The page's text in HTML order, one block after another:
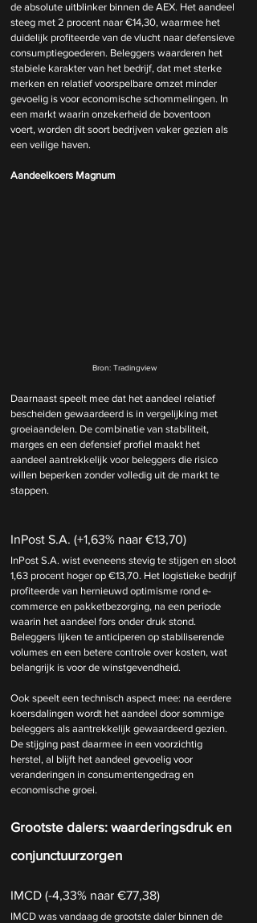
de absolute uitblinker binnen de AEX. Het aandeel
steeg met 2 procent naar €14,30, waarmee het
duidelijk profiteerde van de vlucht naar defensieve
consumptiegoederen. Beleggers waarderen het
stabiele karakter van het bedrijf, dat met sterke
merken en relatief voorspelbare omzet minder
gevoelig is voor economische schommelingen. In
een markt waarin onzekerheid de boventoon
voert, worden dit soort bedrijven vaker gezien als
een veilige haven.
Aandeelkoers Magnum
Bron: Tradingview
Daarnaast speelt mee dat het aandeel relatief
bescheiden gewaardeerd is in vergelijking met
groeiaandelen. De combinatie van stabiliteit,
marges en een defensief profiel maakt het
aandeel aantrekkelijk voor beleggers die risico
willen beperken zonder volledig uit de markt te
stappen.
InPost S.A. (+1,63% naar €13,70)
InPost S.A. wist eveneens stevig te stijgen en sloot
1,63 procent hoger op €13,70. Het logistieke bedrijf
profiteerde van hernieuwd optimisme rond e-
commerce en pakketbezorging, na een periode
waarin het aandeel fors onder druk stond.
Beleggers lijken te anticiperen op stabiliserende
volumes en een betere controle over kosten, wat
belangrijk is voor de winstgevendheid.
Ook speelt een technisch aspect mee: na eerdere
koersdalingen wordt het aandeel door sommige
beleggers als aantrekkelijk gewaardeerd gezien.
De stijging past daarmee in een voorzichtig
herstel, al blijft het aandeel gevoelig voor
veranderingen in consumentengedrag en
economische groei.
Grootste dalers: waarderingsdruk en
conjunctuurzorgen
IMCD (-4,33% naar €77,38)
IMCD was vandaag de grootste daler binnen de